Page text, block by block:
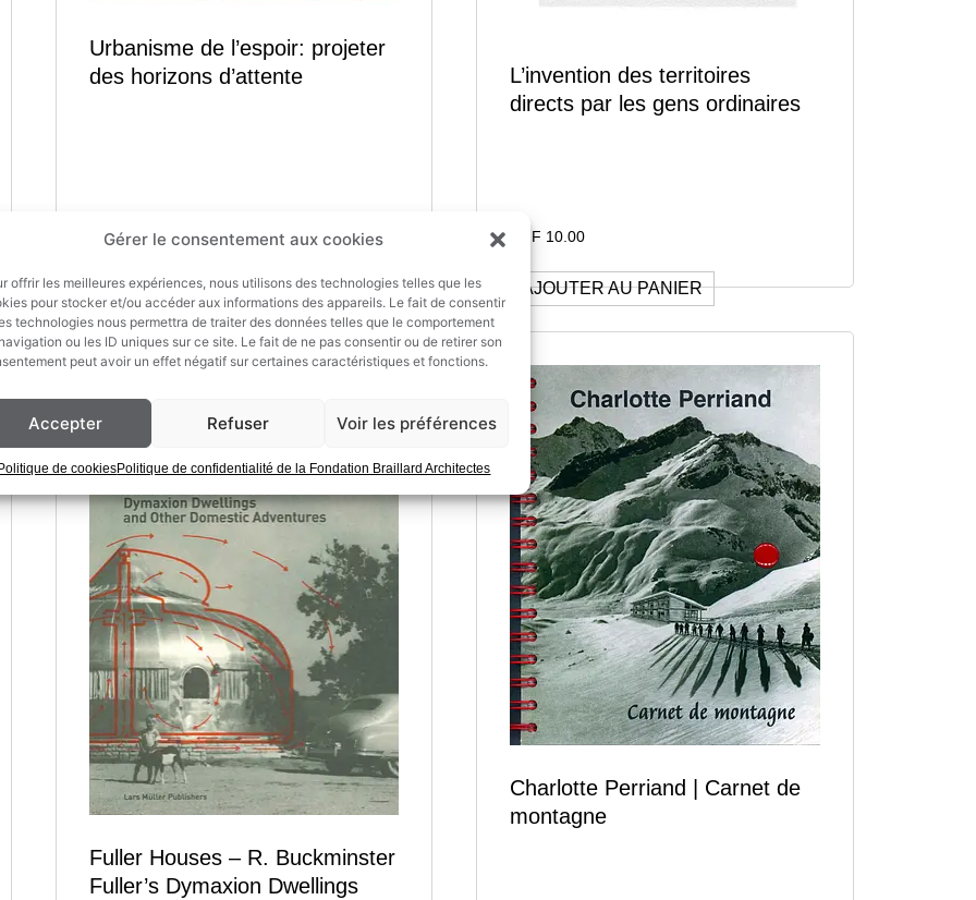
Gérer le consentement aux cookies
offrir les meilleures expériences, nous utilisons des technologies telles que les
pour stocker et/ou accéder aux informations des appareils. Le fait de consentir
technologies nous permettra de traiter des données telles que le comportement
ou les ID uniques sur ce site. Le fait de ne pas consentir ou de retirer son
peut avoir un effet négatif sur certaines caractéristiques et fonctions.
Accepter Refuser Voir les préférences
Politique de cookiesPolitique de confidentialité de la Fondation Braillard Architectes
Urbanisme de l’espoir: projeter
des horizons d’attente
CHF24.00
AJOUTER AU PANIER
L’invention des territoires
directs par les gens ordinaires
CHF 10.00
AJOUTER AU PANIER
Fuller Houses – R. Buckminster
Fuller’s Dymaxion Dwellings
Charlotte Perriand | Carnet de
montagne